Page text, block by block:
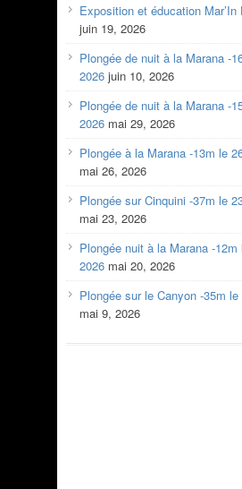
Exposition et éducation Mar’In
juin 19, 2026
Plongée de nuit à la Marana -
2026 juin 10, 2026
Plongée de nuit à la Marana -
2026 mai 29, 2026
Plongée à la Marana -13m le
mai 26, 2026
Plongée sur Cinquini -37m le
mai 23, 2026
Plongée nuit à la Marana -12m
2026 mai 20, 2026
Plongée sur le Canyon -35m le
mai 9, 2026